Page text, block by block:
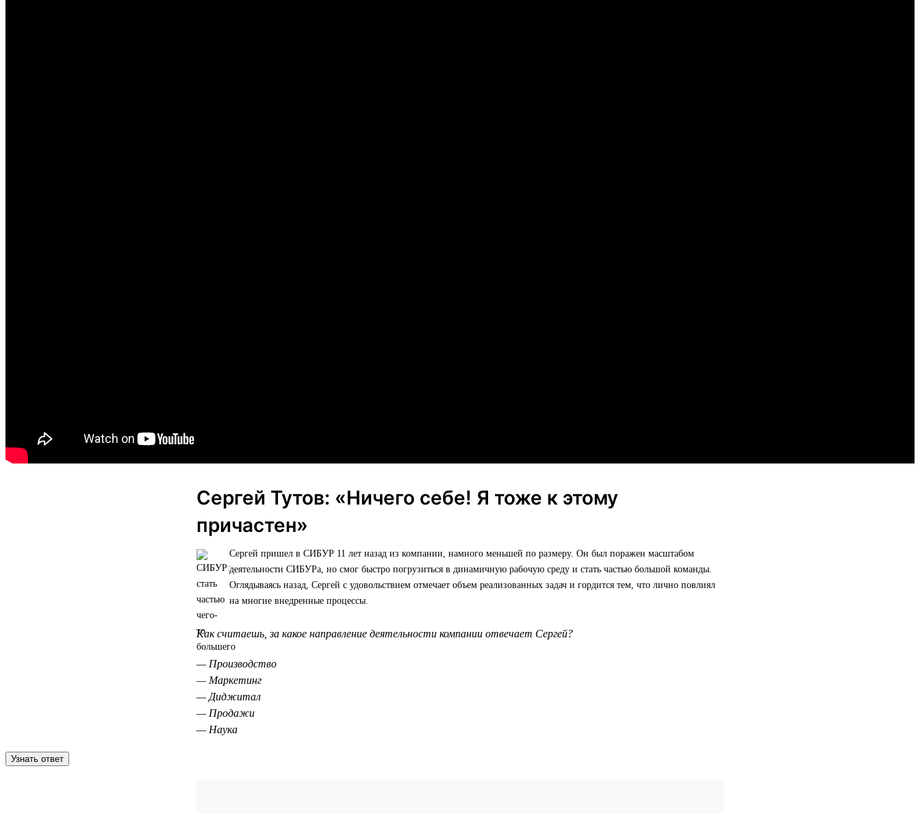
Сергей Тутов: «Ничего себе! Я тоже к этому
причастен»
Сергей пришел в СИБУР 11 лет назад из компании, намного меньшей по размеру. Он был поражен масштабом
деятельности СИБУРа, но смог быстро погрузиться в динамичную рабочую среду и стать частью большой команды.
Оглядываясь назад, Сергей с удовольствием отмечает объем реализованных задач и гордится тем, что лично повлиял
на многие внедренные процессы.
Как считаешь, за какое направление деятельности компании отвечает Сергей?
— Производство
— Маркетинг
— Диджитал
— Продажи
— Наука
Узнать ответ